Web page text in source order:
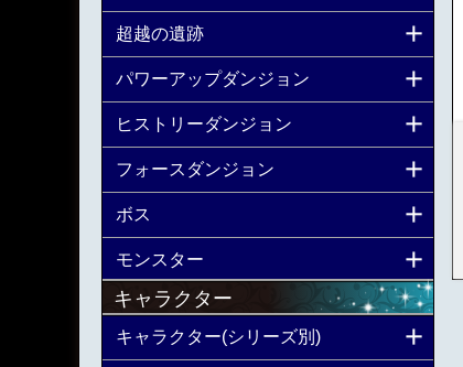
超越の遺跡
パワーアップダンジョン
ヒストリーダンジョン
フォースダンジョン
ボス
モンスター
キャラクター
キャラクター(シリーズ別)